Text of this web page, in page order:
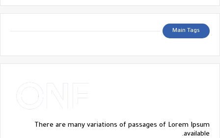
Main Tags
There are many variations of passages of Lorem Ipsum
available.